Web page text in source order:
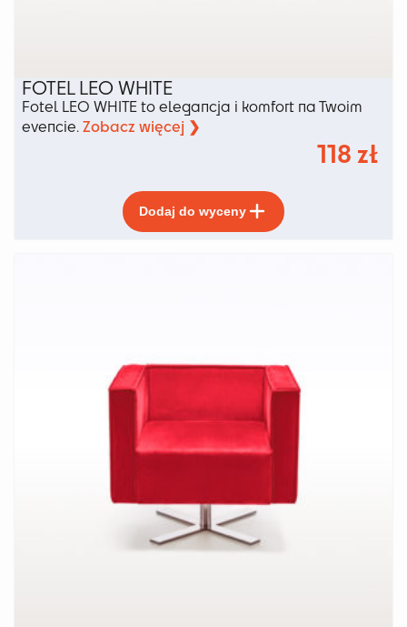
FOTEL LEO WHITE
Fotel LEO WHITE to elegancja i komfort na Twoim
evencie. Zobacz więcej ❯
118 zł
Dodaj do wyceny
produkt
ma
stronie